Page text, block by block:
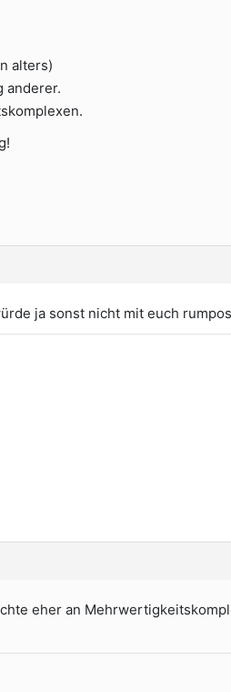
alters)
anderer.
ja sonst nicht mit euch
eher an